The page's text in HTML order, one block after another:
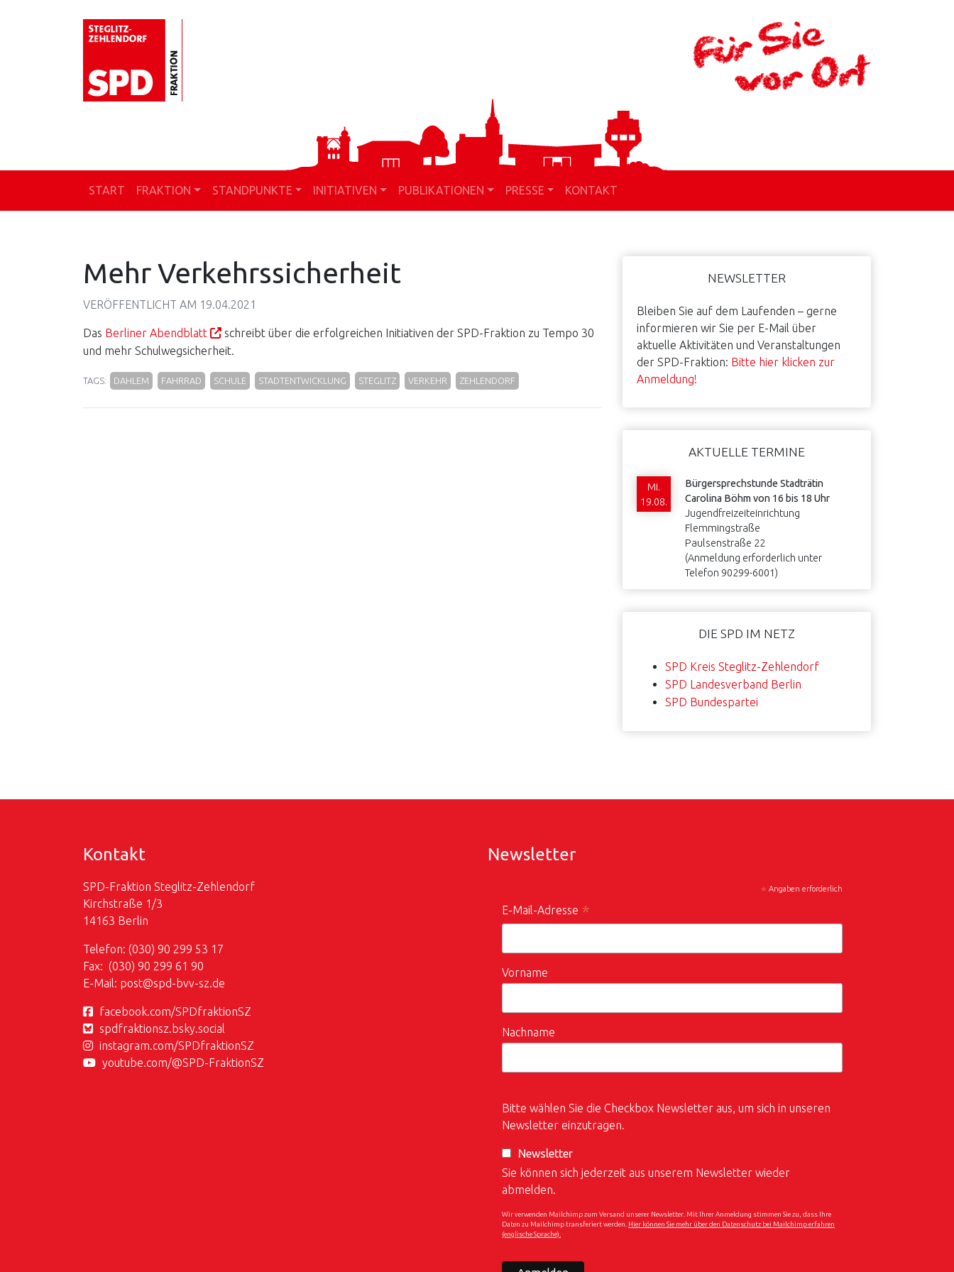
Hauptnavigation
Hauptsidebar
START FRAKTION STANDPUNKTE INITIATIVEN PUBLIKATIONEN PRESSE KONTAKT
Mehr Verkehrssicherheit
VERÖFFENTLICHT AM 19.04.2021
Das Berliner Abendblatt
schreibt über die erfolgreichen Initiativen der SPD-Fraktion zu Tempo 30
und mehr Schulwegsicherheit.
TAGS: DAHLEM FAHRRAD SCHULE STADTENTWICKLUNG STEGLITZ VERKEHR ZEHLENDORF
NEWSLETTER
Bleiben Sie auf dem Laufenden – gerne
informieren wir Sie per E-Mail über
aktuelle Aktivitäten und Veranstaltungen
der SPD-Fraktion: Bitte hier klicken zur
Anmeldung!
AKTUELLE TERMINE
Mi.
19.08.
Bürgersprechstunde Stadträtin
Carolina Böhm von 16 bis 18 Uhr
Jugendfreizeiteinrichtung
Flemmingstraße
Paulsenstraße 22
(Anmeldung erforderlich unter
Telefon 90299-6001)
DIE SPD IM NETZ
SPD Kreis Steglitz-Zehlendorf
SPD Landesverband Berlin
SPD Bundespartei
Kontakt
SPD-Fraktion Steglitz-Zehlendorf
Kirchstraße 1/3
14163 Berlin
Telefon: (030) 90 299 53 17
Fax: (030) 90 299 61 90
E-Mail: post@spd-bvv-sz.de
facebook.com/SPDfraktionSZ
spdfraktionsz.bsky.social
instagram.com/SPDfraktionSZ
youtube.com/@SPD-FraktionSZ
Newsletter
* Angaben erforderlich
E-Mail-Adresse *
Vorname
Nachname
Bitte wählen Sie die Checkbox Newsletter aus, um sich in unseren
Newsletter einzutragen.
Newsletter
Sie können sich jederzeit aus unserem Newsletter wieder
abmelden.
Wir verwenden Mailchimp zum Versand unserer Newsletter. Mit Ihrer Anmeldung stimmen Sie zu, dass Ihre
Daten zu Mailchimp transferiert werden. Hier können Sie mehr über den Datenschutz bei Mailchimp erfahren
(englische Sprache).